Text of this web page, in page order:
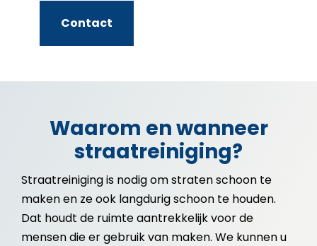
Contact
Waarom en wanneer
straatreiniging?
Straatreiniging is nodig om straten schoon te
maken en ze ook langdurig schoon te houden.
Dat houdt de ruimte aantrekkelijk voor de
mensen die er gebruik van maken. We kunnen u